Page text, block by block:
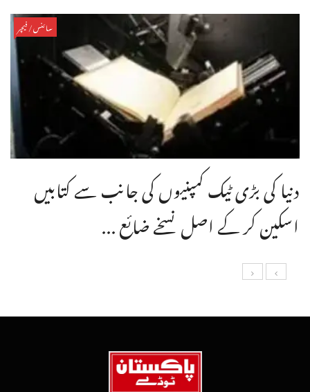
سائنس/فیچر
دنیا کی بڑی ٹیک کمپنیوں کی جانب سے کتابیں
اسکین کر کے اصل نسخے ضائع ...